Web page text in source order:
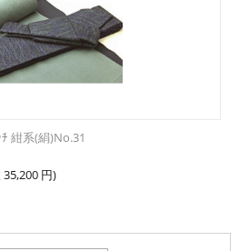
紺系(絹)No.31
35,200 円)